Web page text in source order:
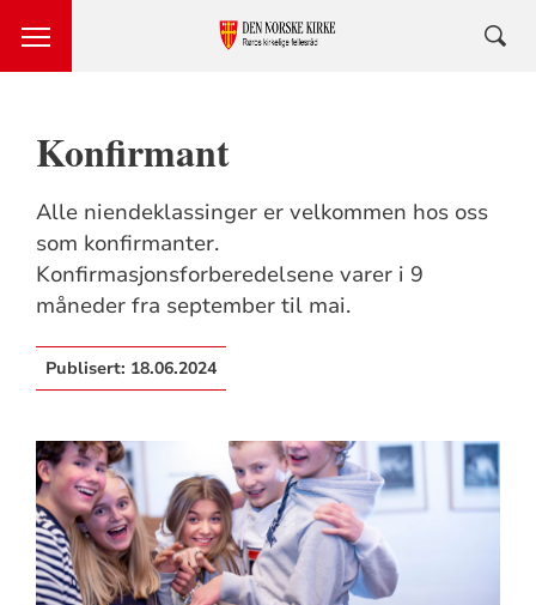
Konfirmant
Alle niendeklassinger er velkommen hos oss
som konfirmanter.
Konfirmasjonsforberedelsene varer i 9
måneder fra september til mai.
Publisert: 18.06.2024